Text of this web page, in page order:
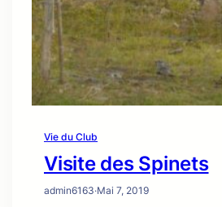
Vie du Club
Visite des Spinets
admin6163·Mai 7, 2019